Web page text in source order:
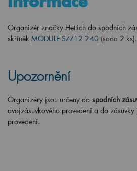
Organizér značky Hettich do spodních
skříněk MODULE SZZ12 240 (sada 2 ks).
Upozornění
Organizéry jsou určeny do spodních
dvojzásuvkového provedení a do
provedení.